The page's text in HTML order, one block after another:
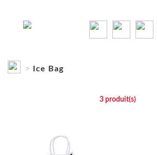
Ice Bag
Ice Bag
3produit(s)